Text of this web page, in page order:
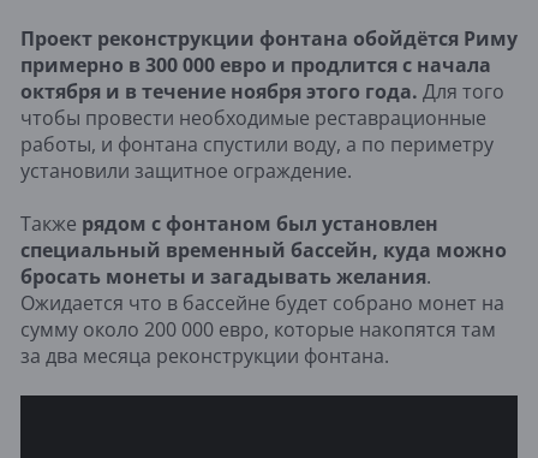
Проект реконструкции фонтана обойдётся Риму
примерно в 300 000 евро и продлится с начала
октября и в течение ноября этого года. Для того
чтобы провести необходимые реставрационные
работы, и фонтана спустили воду, а по периметру
установили защитное ограждение.
Также рядом с фонтаном был установлен
специальный временный бассейн, куда можно
бросать монеты и загадывать желания.
Ожидается что в бассейне будет собрано монет на
сумму около 200 000 евро, которые накопятся там
за два месяца реконструкции фонтана.